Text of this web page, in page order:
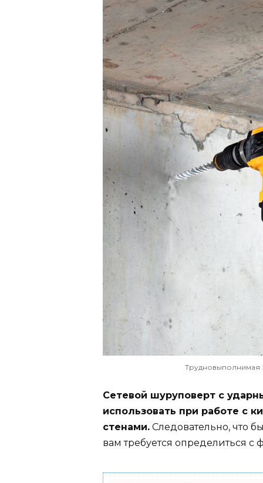
Трудновыполнимая
Сетевой шуруповерт с
использовать при работе с
стенами. Следовательно, что
вам требуется определиться с